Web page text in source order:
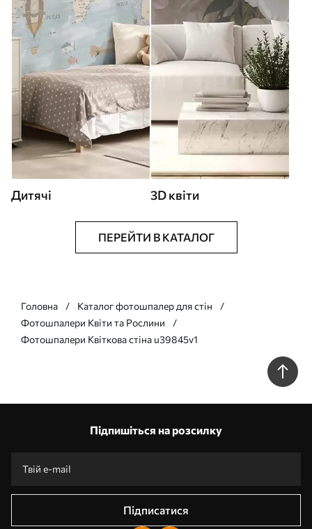
Дитячі 3D квіти
ПЕРЕЙТИ В КАТАЛОГ
Головна
Каталог фотошпалер для стін
Фотошпалери Квіти та Рослини
Фотошпалери Квіткова стіна u39845v1
Підпишіться на розсилку
Підписатися